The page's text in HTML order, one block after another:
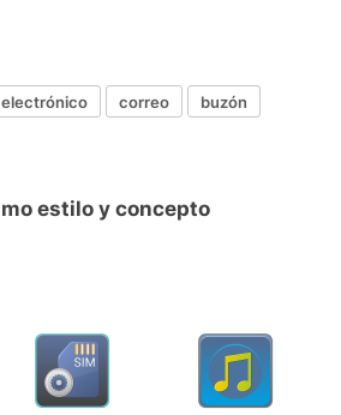
correo buzón
estilo y concepto